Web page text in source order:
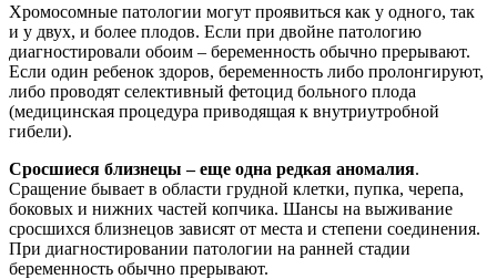
Хромосомные патологии могут проявиться как у одного, так
и у двух, и более плодов. Если при двойне патологию
диагностировали обоим – беременность обычно прерывают.
Если один ребенок здоров, беременность либо пролонгируют,
либо проводят селективный фетоцид больного плода
(медицинская процедура приводящая к внутриутробной
гибели).
Сросшиеся близнецы – еще одна редкая аномалия.
Сращение бывает в области грудной клетки, пупка, черепа,
боковых и нижних частей копчика. Шансы на выживание
сросшихся близнецов зависят от места и степени соединения.
При диагностировании патологии на ранней стадии
беременность обычно прерывают.